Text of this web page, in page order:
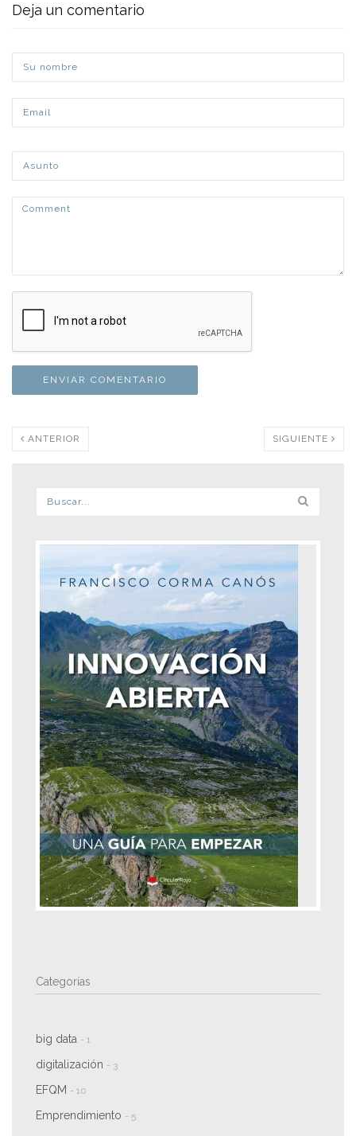
Deja un comentario
ANTERIOR SIGUIENTE
Formulario de búsqueda
Categorías
big data - 1
digitalización - 3
EFQM - 10
Emprendimiento - 5